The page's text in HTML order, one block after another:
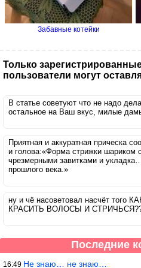
Забавные котейки
Только
пользователи могут
В статье советуют что не надо
остальное на Ваш вкус, милые
Приятная и аккуратная прическа
и голова:«Форма стрижки шариком с
чрезмерными завитками и
прошлого века.»
ну и чё насоветовал насчёт того
КРАСИТЬ ВОЛОСЫ И
Последние
16:49 Не знаю… не знаю…